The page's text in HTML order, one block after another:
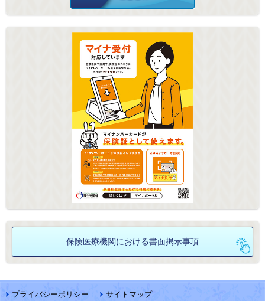
保険医療機関における書面掲示事項
プライバシーポリシー サイトマップ